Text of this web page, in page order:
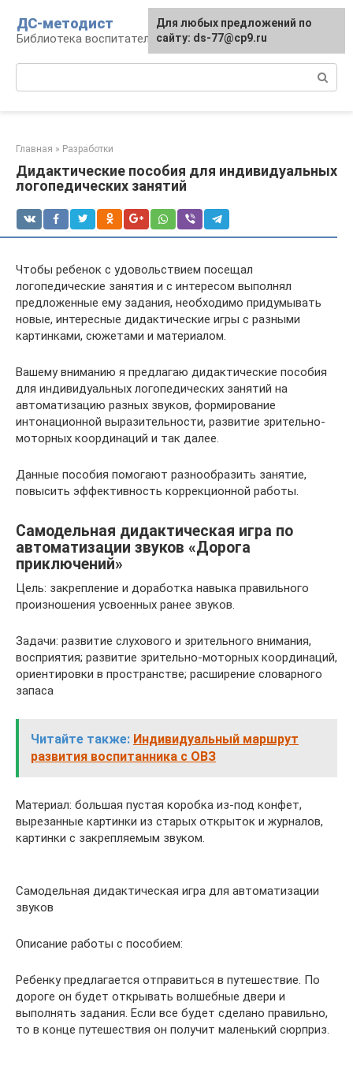
контенту
ДС-методист
Библиотека воспитателя
Главная » Разработки
Дидактические пособия для индивидуальных
логопедических занятий
Чтобы ребенок с удовольствием посещал
логопедические занятия и с интересом выполнял
предложенные ему задания, необходимо придумывать
новые, интересные дидактические игры с разными
картинками, сюжетами и материалом.
Вашему вниманию я предлагаю дидактические пособия
для индивидуальных логопедических занятий на
автоматизацию разных звуков, формирование
интонационной выразительности, развитие зрительно-
моторных координаций и так далее.
Данные пособия помогают разнообразить занятие,
повысить эффективность коррекционной работы.
Самодельная дидактическая игра по
автоматизации звуков «Дорога
приключений»
Цель: закрепление и доработка навыка правильного
произношения усвоенных ранее звуков.
Задачи: развитие слухового и зрительного внимания,
восприятия; развитие зрительно-моторных координаций,
ориентировки в пространстве; расширение словарного
запаса
Читайте также: Индивидуальный маршрут
развития воспитанника с ОВЗ
Материал: большая пустая коробка из-под конфет,
вырезанные картинки из старых открыток и журналов,
картинки с закрепляемым звуком.
Самодельная дидактическая игра для автоматизации
звуков
Описание работы с пособием:
Ребенку предлагается отправиться в путешествие. По
дороге он будет открывать волшебные двери и
выполнять задания. Если все будет сделано правильно,
то в конце путешествия он получит маленький сюрприз.
Для любых предложений по
сайту: ds-77@cp9.ru